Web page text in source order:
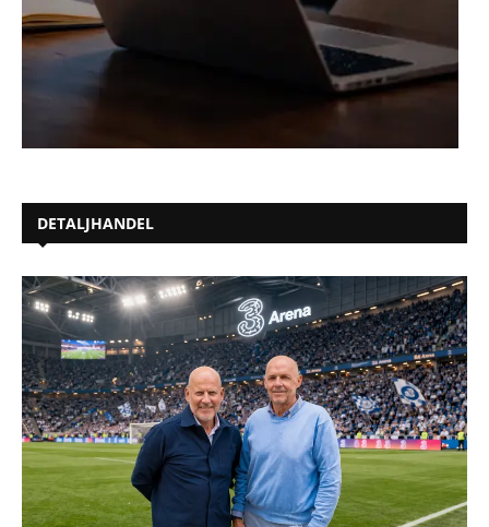
DETALJHANDEL